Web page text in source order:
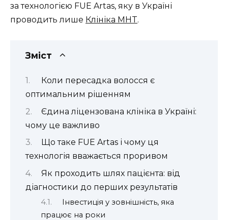
за технологією FUE Artas, яку в Україні
проводить лише Клініка MHT.
Зміст
Коли пересадка волосся є
оптимальним рішенням
Єдина ліцензована клініка в Україні:
чому це важливо
Що таке FUE Artas і чому ця
технологія вважається проривом
Як проходить шлях пацієнта: від
діагностики до перших результатів
Інвестиція у зовнішність, яка
працює на роки